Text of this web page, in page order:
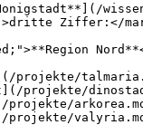
Ziffer:</
projekte/
projekte/